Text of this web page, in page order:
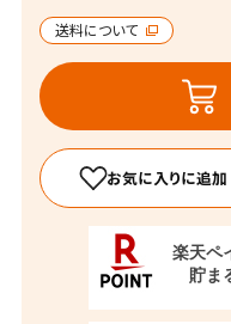
送料について